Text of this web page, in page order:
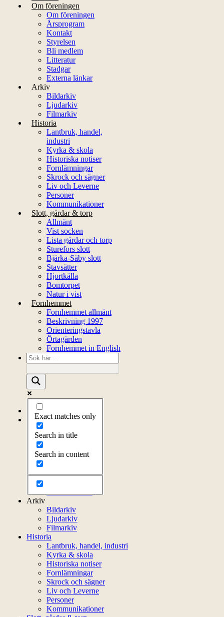
Om föreningen
Om föreningen
Årsprogram
Kontakt
Styrelsen
Bli medlem
Litteratur
Stadgar
Externa länkar
Arkiv
Bildarkiv
Ljudarkiv
Filmarkiv
Historia
Lantbruk, handel,
industri
Kyrka & skola
Historiska notiser
Fornlämningar
Skrock och sägner
Liv och Leverne
Personer
Kommunikationer
Slott, gårdar & torp
Allmänt
Vist socken
Lista gårdar och torp
Sturefors slott
Bjärka-Säby slott
Stavsätter
Hjortkälla
Bomtorpet
Natur i vist
Fornhemmet
Fornhemmet allmänt
Beskrivning 1997
Orienteringstavla
Örtagården
Fornhemmet in English
Exact matches only
Search in title
Search in content
Startsida
Om föreningen
Årsprogram
Styrelsen
Litteratur
Arkiv
Bildarkiv
Ljudarkiv
Filmarkiv
Historia
Lantbruk, handel, industri
Kyrka & skola
Historiska notiser
Fornlämningar
Skrock och sägner
Liv och Leverne
Personer
Kommunikationer